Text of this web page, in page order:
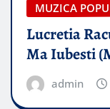
MUZICA
Lucretia
Ma Iubesti
admin